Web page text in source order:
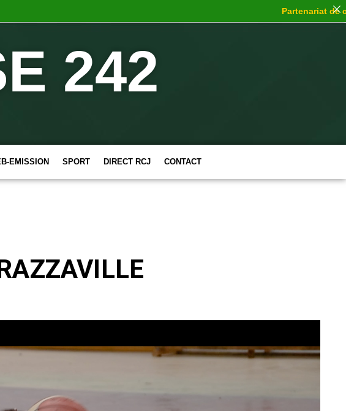
242
EMISSION SPORT DIRECT RCJ CONTACT
Partenariat de choc